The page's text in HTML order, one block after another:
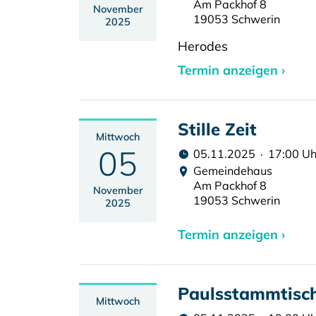
November
2025
Am Packhof 8
19053 Schwerin
Herodes
Termin anzeigen ›
Mittwoch
05
November
2025
Stille Zeit
05.11.2025 · 17:00
Gemeindehaus
Am Packhof 8
19053 Schwerin
Termin anzeigen ›
Mittwoch